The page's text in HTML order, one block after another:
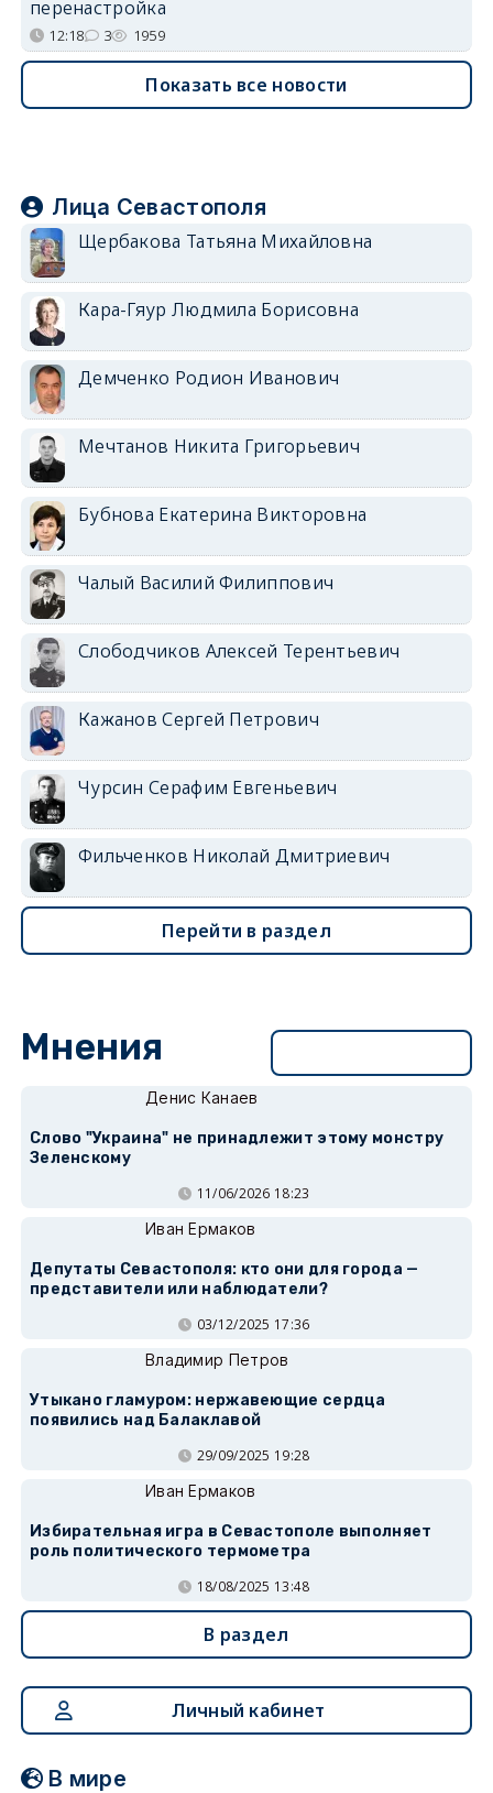
перенастройка
12:18 3 1959
Показать все новости
Лица Севастополя
Щербакова Татьяна Михайловна
Кара-Гяур Людмила Борисовна
Демченко Родион Иванович
Мечтанов Никита Григорьевич
Бубнова Екатерина Викторовна
Чалый Василий Филиппович
Слободчиков Алексей Терентьевич
Кажанов Сергей Петрович
Чурсин Серафим Евгеньевич
Фильченков Николай Дмитриевич
Перейти в раздел
Мнения
Денис Канаев
Слово "Украина" не принадлежит этому монстру
Зеленскому
11/06/2026 18:23
Иван Ермаков
Депутаты Севастополя: кто они для города —
представители или наблюдатели?
03/12/2025 17:36
Владимир Петров
Утыкано гламуром: нержавеющие сердца
появились над Балаклавой
29/09/2025 19:28
Иван Ермаков
Избирательная игра в Севастополе выполняет
роль политического термометра
18/08/2025 13:48
В раздел
Личный кабинет
В мире